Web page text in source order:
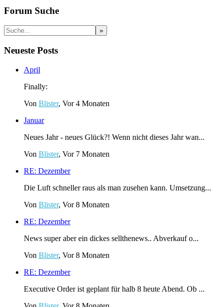
Forum Suche
Neueste Posts
April
Finally:
Von Blister, Vor 4 Monaten
Januar
Neues Jahr - neues Glück?! Wenn nicht dieses Jahr wan...
Von Blister, Vor 7 Monaten
RE: Dezember
Die Luft schneller raus als man zusehen kann. Umsetzung...
Von Blister, Vor 8 Monaten
RE: Dezember
News super aber ein dickes sellthenews.. Abverkauf o...
Von Blister, Vor 8 Monaten
RE: Dezember
Executive Order ist geplant für halb 8 heute Abend. Ob ...